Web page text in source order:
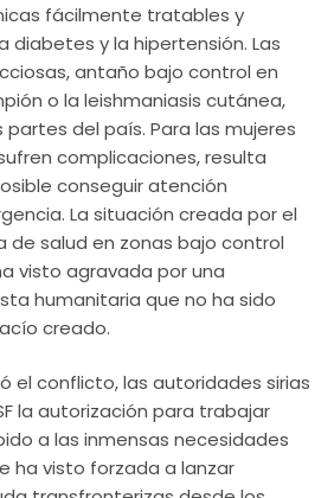
fácilmente tratables y
diabetes y la hipertensión. Las
antaño bajo control en
o la leishmaniasis cutánea,
del país. Para las mujeres
complicaciones, resulta
conseguir atención
La situación creada por el
de salud en zonas bajo control
visto agravada por una
humanitaria que no ha sido
creado.
el conflicto, las autoridades sirias
la autorización para trabajar
a las inmensas necesidades
ha visto forzada a lanzar